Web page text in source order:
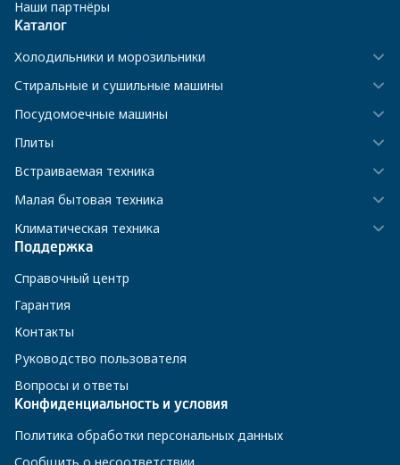
Наши партнёры
Каталог
Холодильники и морозильники
Стиральные и сушильные машины
Посудомоечные машины
Плиты
Встраиваемая техника
Малая бытовая техника
Климатическая техника
Поддержка
Справочный центр
Гарантия
Контакты
Руководство пользователя
Вопросы и ответы
Конфиденциальность и условия
Политика обработки персональных данных